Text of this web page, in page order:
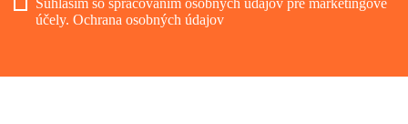
Súhlasím so spracovaním osobných údajov pre marketingové
účely. Ochrana osobných údajov